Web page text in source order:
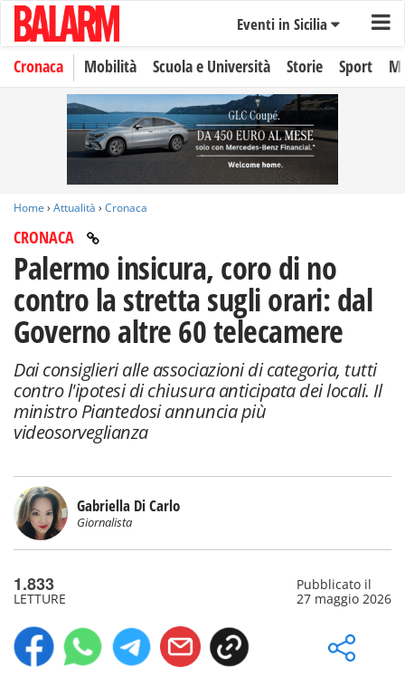
Eventi in Sicilia
Cronaca Mobilità Scuola e Università Storie Sport
Home › Attualità › Cronaca
CRONACA
Palermo insicura, coro di no
contro la stretta sugli orari: dal
Governo altre 60 telecamere
Dai consiglieri alle associazioni di categoria, tutti
contro l'ipotesi di chiusura anticipata dei locali. Il
ministro Piantedosi annuncia più
videosorveglianza
Gabriella Di Carlo
Giornalista
1.833
LETTURE
Pubblicato il
27 maggio 2026